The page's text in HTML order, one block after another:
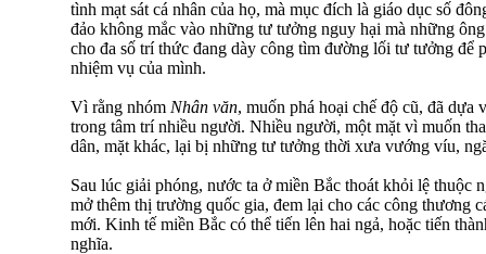
tình mạt sát cá nhân của họ, mà mục đích là giáo dục số
đảo không mắc vào những tư tưởng nguy hại mà những
cho đa số trí thức đang dày công tìm đường lối tư tưởng để
nhiệm vụ của mình.
Vì rằng nhóm Nhân văn, muốn phá hoại chế độ cũ, đã dựa
trong tâm trí nhiều người. Nhiều người, một mặt vì muốn
dân, mặt khác, lại bị những tư tưởng thời xưa vướng víu,
Sau lúc giải phóng, nước ta ở miền Bắc thoát khỏi lệ thuộc
mở thêm thị trường quốc gia, đem lại cho các công thương
mới. Kinh tế miền Bắc có thể tiến lên hai ngả, hoặc tiến
nghĩa.